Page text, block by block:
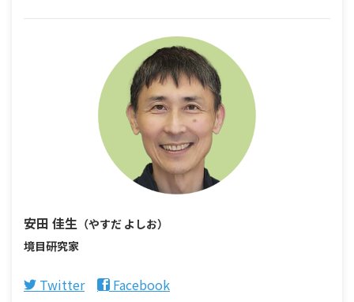
安田 佳生 （やすだ よしお）
境目研究家
Twitter Facebook